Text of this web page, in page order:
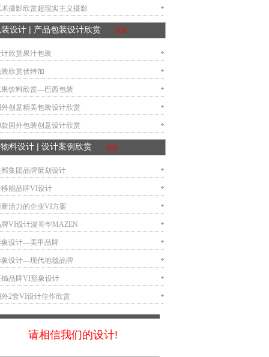
摄影欣赏超现实主义摄影
装设计 | 产品包装设计欣赏 更多
欣赏果汁包装
欣赏伏特加
果饮料欣赏—巴西包装
创意精美包装设计欣赏
款国外包装创意设计欣赏
料设计 | 设计案例欣赏 更多
集团品牌策划设计
移能品牌VI设计
活力的企业VI方案
牌VI设计温哥华MAZEN
象设计—美甲品牌
象设计—现代地毯品牌
饰品牌VI形象设计
2套VI设计佳作欣赏
请相信我们的设计!